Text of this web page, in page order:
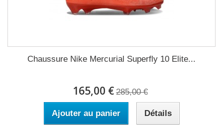
Chaussure Nike Mercurial Superfly 10 Elite...
165,00 € 285,00 €
Ajouter au panier Détails